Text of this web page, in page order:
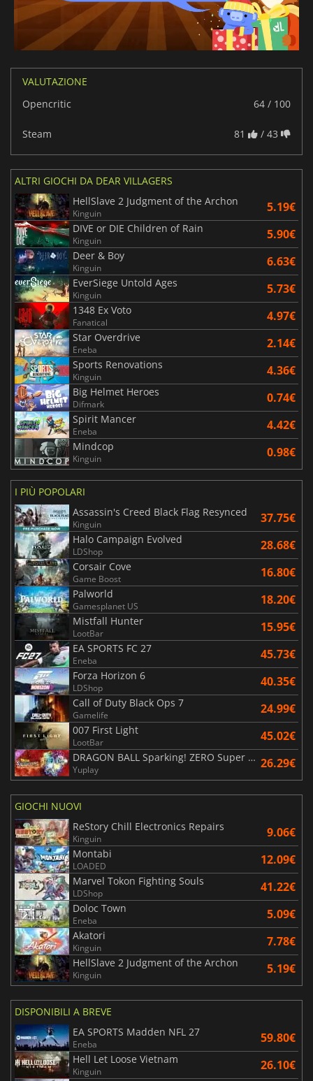
VALUTAZIONE
Opencritic
64 / 100
Steam 81 / 43
ALTRI GIOCHI DA DEAR VILLAGERS
HellSlave 2 Judgment of the Archon
Kinguin 5.19€
DIVE or DIE Children of Rain
Kinguin 5.90€
Deer & Boy
Kinguin 6.63€
EverSiege Untold Ages
Kinguin 5.73€
1348 Ex Voto
Fanatical 4.97€
Star Overdrive
Eneba 2.14€
Sports Renovations
Kinguin 4.36€
Big Helmet Heroes
Difmark 0.74€
Spirit Mancer
Eneba 4.42€
Mindcop
Kinguin 0.98€
I PIÙ POPOLARI
Assassin's Creed Black Flag Resynced
Kinguin 37.75€
Halo Campaign Evolved
LDShop 28.68€
Corsair Cove
Game Boost 16.80€
Palworld
Gamesplanet US 18.20€
Mistfall Hunter
LootBar 15.95€
EA SPORTS FC 27
Eneba 45.73€
Forza Horizon 6
LDShop 40.35€
Call of Duty Black Ops 7
Gamelife 24.99€
007 First Light
LootBar 45.02€
DRAGON BALL Sparking! ZERO Super Limit Breaking NEO
Yuplay 26.29€
GIOCHI NUOVI
ReStory Chill Electronics Repairs
Kinguin 9.06€
Montabi
LOADED 12.09€
Marvel Tokon Fighting Souls
LDShop 41.22€
Doloc Town
Eneba 5.09€
Akatori
Kinguin 7.78€
HellSlave 2 Judgment of the Archon
Kinguin 5.19€
DISPONIBILI A BREVE
EA SPORTS Madden NFL 27
Eneba 59.80€
Hell Let Loose Vietnam
Kinguin 26.10€